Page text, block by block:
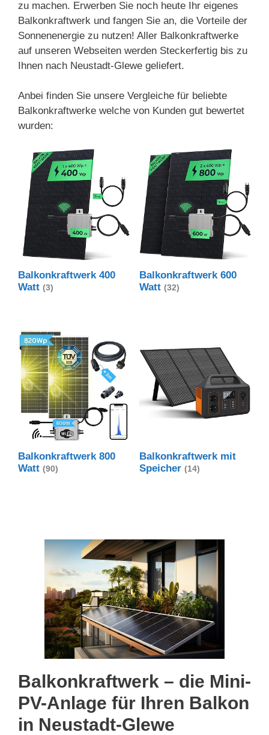
zu machen. Erwerben Sie noch heute Ihr eigenes
Balkonkraftwerk und fangen Sie an, die Vorteile der
Sonnenenergie zu nutzen! Aller Balkonkraftwerke
auf unseren Webseiten werden Steckerfertig bis zu
Ihnen nach Neustadt-Glewe geliefert.
Anbei finden Sie unsere Vergleiche für beliebte
Balkonkraftwerke welche von Kunden gut bewertet
wurden:
Balkonkraftwerk 400
Watt (3)
Balkonkraftwerk 600
Watt (32)
Balkonkraftwerk 800
Watt (90)
Balkonkraftwerk mit
Speicher (14)
Balkonkraftwerk – die Mini-
PV-Anlage für Ihren Balkon
in Neustadt-Glewe